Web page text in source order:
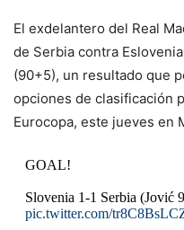
El exdelantero del Real
de Serbia contra
(90+5), un resultado que
opciones de clasificación
Eurocopa, este jueves en
GOAL!
Slovenia 1-1 Serbia (Jović
pic.twitter.com/